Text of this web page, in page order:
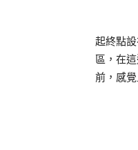
起終點
區，在
前，感